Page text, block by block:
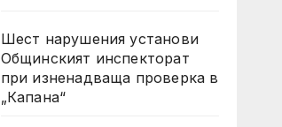
Шест нарушения установи
Общинският инспекторат
при изненадваща проверка в
„Капана“